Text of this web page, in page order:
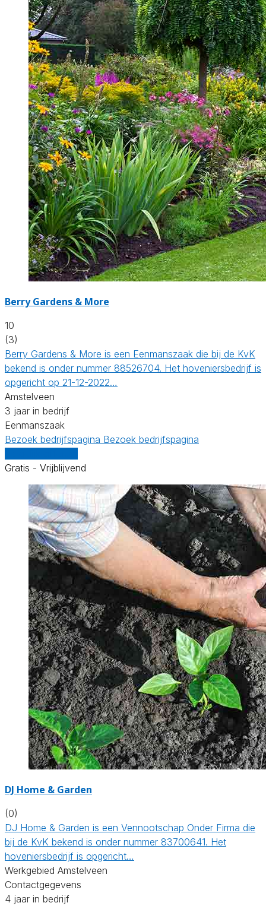
Berry Gardens & More
10
(3)
Berry Gardens & More is een Eenmanszaak die bij de KvK
bekend is onder nummer 88526704. Het hoveniersbedrijf is
opgericht op 21-12-2022…
Amstelveen
3 jaar in bedrijf
Eenmanszaak
Bezoek bedrijfspagina Bezoek bedrijfspagina
Gratis - Vrijblijvend
DJ Home & Garden
(0)
DJ Home & Garden is een Vennootschap Onder Firma die
bij de KvK bekend is onder nummer 83700641. Het
hoveniersbedrijf is opgericht…
Werkgebied Amstelveen
Contactgegevens
4 jaar in bedrijf